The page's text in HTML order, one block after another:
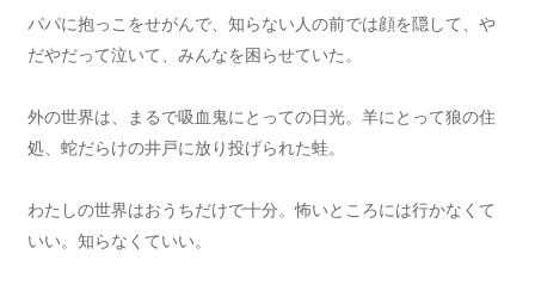
パパに抱っこをせがんで、知らない人の前では顔を隠して、や
だやだって泣いて、みんなを困らせていた。
外の世界は、まるで吸血鬼にとっての日光。羊にとって狼の住
処、蛇だらけの井戸に放り投げられた蛙。
わたしの世界はおうちだけで十分。怖いところには行かなくて
いい。知らなくていい。